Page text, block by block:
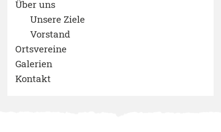
Über uns
Unsere Ziele
Vorstand
Ortsvereine
Galerien
Kontakt